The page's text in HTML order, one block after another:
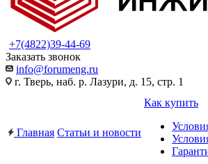
+7(4822)39-44-69
Заказать звонок
info@forumeng.ru
г. Тверь, наб. р. Лазури, д. 15, стр. 1
Главная Статьи и новости
Как купить